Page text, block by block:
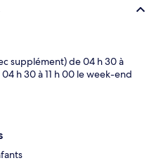
supplément) de 04 h 30 à
h 30 à 11 h 00 le week-end